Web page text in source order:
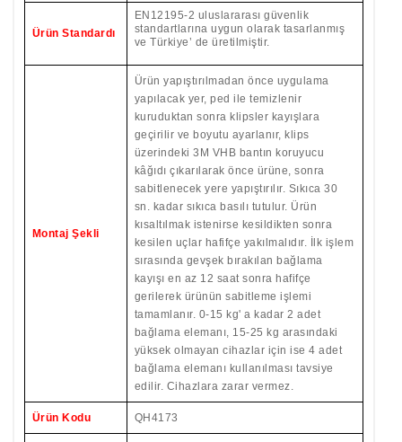
Ürün Standardı
EN12195-2 uluslararası güvenlik
standartlarına uygun olarak tasarlanmış
ve Türkiye’ de üretilmiştir.
Montaj Şekli
Ürün yapıştırılmadan önce uygulama
yapılacak yer, ped ile temizlenir
kuruduktan sonra klipsler kayışlara
geçirilir ve boyutu ayarlanır, klips
üzerindeki 3M VHB bantın koruyucu
kâğıdı çıkarılarak önce ürüne, sonra
sabitlenecek yere yapıştırılır. Sıkıca 30
sn. kadar sıkıca basılı tutulur. Ürün
kısaltılmak istenirse kesildikten sonra
kesilen uçlar hafifçe yakılmalıdır. İlk işlem
sırasında gevşek bırakılan bağlama
kayışı en az 12 saat sonra hafifçe
gerilerek ürünün sabitleme işlemi
tamamlanır. 0-15 kg' a kadar 2 adet
bağlama elemanı, 15-25 kg arasındaki
yüksek olmayan cihazlar için ise 4 adet
bağlama elemanı kullanılması tavsiye
edilir. Cihazlara zarar vermez.
Ürün Kodu QH4173